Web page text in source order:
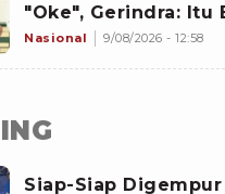
"Oke", Gerindra: Itu
Sepihak!
Nasional 9/08/2026 - 12:58
Siap-Siap